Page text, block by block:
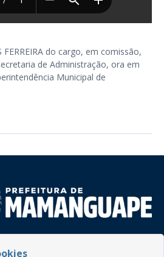
FERREIRA do cargo, em comissão,
de Administração, ora em
Municipal de